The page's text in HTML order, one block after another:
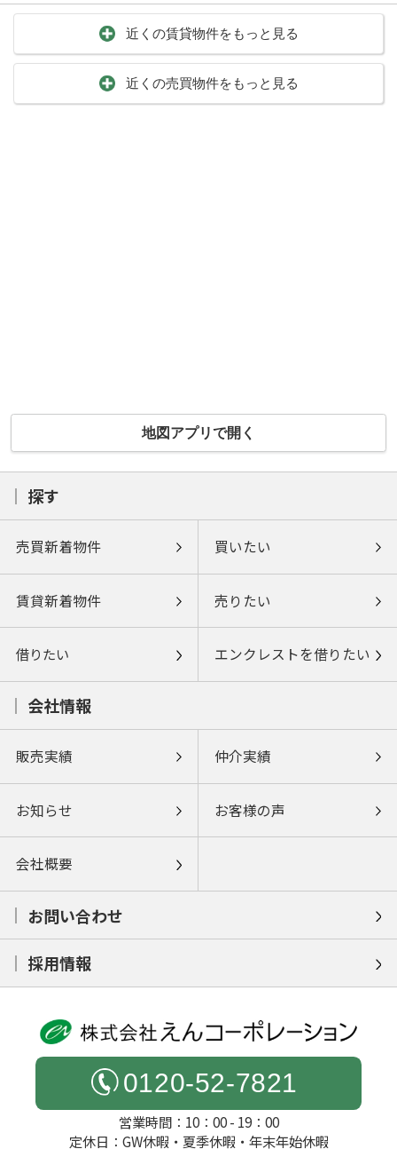
近くの賃貸物件をもっと見る
近くの売買物件をもっと見る
地図アプリで開く
探す
売買新着物件 買いたい
賃貸新着物件 売りたい
借りたい エンクレストを借りたい
会社情報
販売実績 仲介実績
お知らせ お客様の声
会社概要
お問い合わせ
採用情報
0120-52-7821
営業時間：10：00 - 19：00
定休日：GW休暇・夏季休暇・年末年始休暇